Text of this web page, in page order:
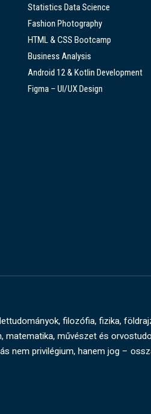
Statistics Data Science
Fashion Photography
HTML & CSS Bootcamp
Business Analysis
Android 12 & Kotlin Development
Figma – UI/UX Design
filozófia, fizika,
művészet és
privilégium, hanem jog –